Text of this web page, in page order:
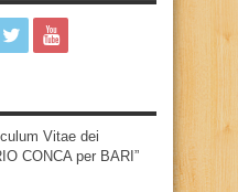
Vitae dei
CONCA per BARI”